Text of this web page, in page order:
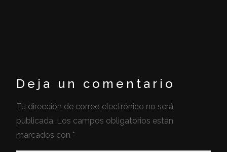
Deja un comentario
Tu dirección de correo electrónico no será
publicada. Los campos obligatorios están
marcados con *